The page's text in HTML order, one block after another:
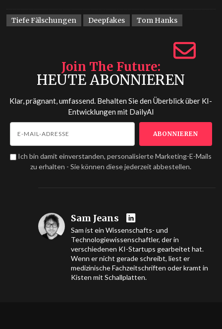
Tiefe Fälschungen Deepfakes Tom Hanks
Join The Future
HEUTE ABONNIEREN
Klar, prägnant, umfassend. Behalten Sie den Überblick über KI-
Entwicklungen mit DailyAI
Ich bin damit einverstanden, personalisierte Marketing-E-Mails
zu erhalten - Sie können diese jederzeit abbestellen.
Sam Jeans
Sam ist ein Wissenschafts- und
Technologiewissenschaftler, der in
verschiedenen KI-Startups gearbeitet hat.
Wenn er nicht gerade schreibt, liest er
medizinische Fachzeitschriften oder kramt in
Kisten mit Schallplatten.